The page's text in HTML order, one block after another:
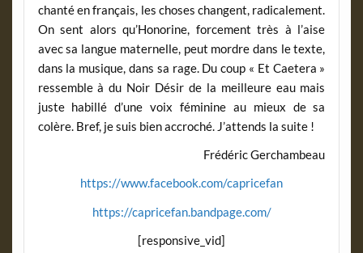
chanté en français, les choses changent, radicalement.
On sent alors qu’Honorine, forcement très à l’aise
avec sa langue maternelle, peut mordre dans le texte,
dans la musique, dans sa rage. Du coup « Et Caetera »
ressemble à du Noir Désir de la meilleure eau mais
juste habillé d’une voix féminine au mieux de sa
colère. Bref, je suis bien accroché. J’attends la suite !
Frédéric Gerchambeau
https://www.facebook.com/capricefan
https://capricefan.bandpage.com/
[responsive_vid]